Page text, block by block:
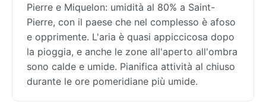
Pierre e Miquelon: umidità al 80% a Saint-
Pierre, con il paese che nel complesso è afoso
e opprimente. L'aria è quasi appiccicosa dopo
la pioggia, e anche le zone all'aperto all'ombra
sono calde e umide. Pianifica attività al chiuso
durante le ore pomeridiane più umide.